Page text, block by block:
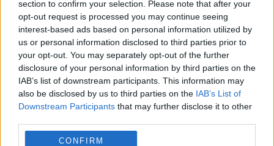
section to confirm your selection. Please note that after your
opt-out request is processed you may continue seeing
interest-based ads based on personal information utilized by
us or personal information disclosed to third parties prior to
your opt-out. You may separately opt-out of the further
disclosure of your personal information by third parties on the
IAB’s list of downstream participants. This information may
also be disclosed by us to third parties on the IAB’s List of
Downstream Participants that may further disclose it to other
CONFIRM
Victor Slav, prima imagine cu fiica lui,
Sofia, din vacanța exotică. Ce au
observat fanii
15 MAI 2017
Victor Slav și Bianca Drăgușanu au decis să